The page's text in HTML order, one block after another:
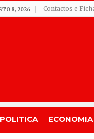
8, 2026 Contactos e
POLITICA ECONOMIA